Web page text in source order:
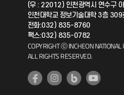
공자아카데미
기초교육원
(우 : 22012) 인천광역시 연수구
인천대학교 정보기술대학 3층 309
전화:032) 835-8760
팩스:032) 835-0782
COPYRIGHT ⓒ INCHEON NATIONAL
ALL RIGHTS RESERVED.